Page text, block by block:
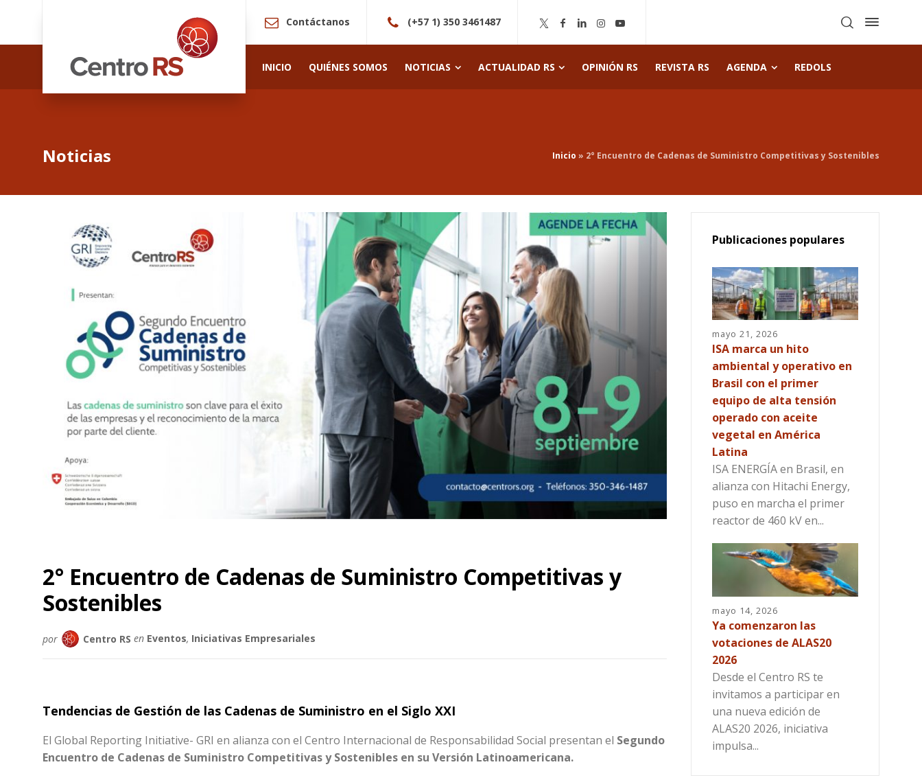
Contáctanos (+57 1) 350 3461487
INICIO QUIÉNES SOMOS NOTICIAS ACTUALIDAD RS OPINIÓN RS REVISTA RS AGENDA REDOLS
Noticias Inicio » 2° Encuentro de Cadenas de Suministro Competitivas y Sostenibles
2° Encuentro de Cadenas de Suministro Competitivas y
Sostenibles
por Centro RS en Eventos, Iniciativas Empresariales
Tendencias de Gestión de las Cadenas de Suministro en el Siglo XXI
El Global Reporting Initiative- GRI en alianza con el Centro Internacional de Responsabilidad Social presentan el Segundo
Encuentro de Cadenas de Suministro Competitivas y Sostenibles en su Versión Latinoamericana.
Publicaciones populares
mayo 21, 2026
ISA marca un hito
ambiental y operativo en
Brasil con el primer
equipo de alta tensión
operado con aceite
vegetal en América
Latina
ISA ENERGÍA en Brasil, en
alianza con Hitachi Energy,
puso en marcha el primer
reactor de 460 kV en...
mayo 14, 2026
Ya comenzaron las
votaciones de ALAS20
2026
Desde el Centro RS te
invitamos a participar en
una nueva edición de
ALAS20 2026, iniciativa
impulsa...